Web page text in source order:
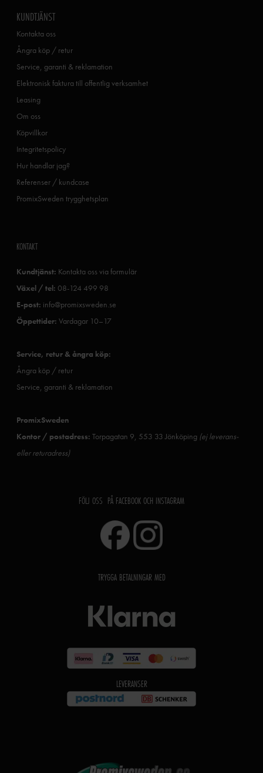
KUNDTJÄNST
Kontakta oss
Ångra köp / retur
Service, garanti & reklamation
Elektronisk faktura till offentlig verksamhet
Leasing
Om oss
Köpvillkor
Integritetspolicy
Hur handlar jag?
Referenser / kundcase
PromixSweden trygghetsplan
KONTAKT
Kundtjänst: Kontakta oss via formulär
Växel / tel: 08-124 499 98
E-post: info@promixsweden.se
Öppettider: Vardagar 10–17
Service, retur & ångra köp:
Ångra köp / retur
Service, garanti & reklamation
PromixSweden
Kontor / postadress: Torpagatan 9, 553 33 Jönköping (ej leverans-
eller returadress)
FÖLJ OSS PÅ FACEBOOK OCH INSTAGRAM
TRYGGA BETALNINGAR MED
LEVERANSER